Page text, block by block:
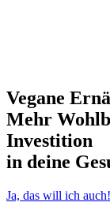
Vegane
Mehr
Investition
in deine
Ja, das will ich auch!